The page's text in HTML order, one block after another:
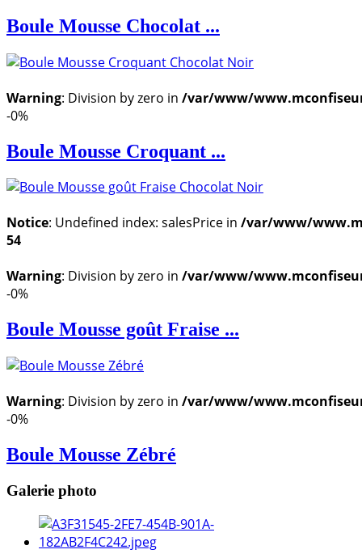
Boule Mousse Chocolat ...
Warning: Division by zero in /var/www/
-0%
Boule Mousse Croquant ...
Notice: Undefined index: salesPrice in /var/www/
54
Warning: Division by zero in /var/www/
-0%
Boule Mousse goût Fraise ...
Warning: Division by zero in /var/www/
-0%
Boule Mousse Zébré
Galerie photo